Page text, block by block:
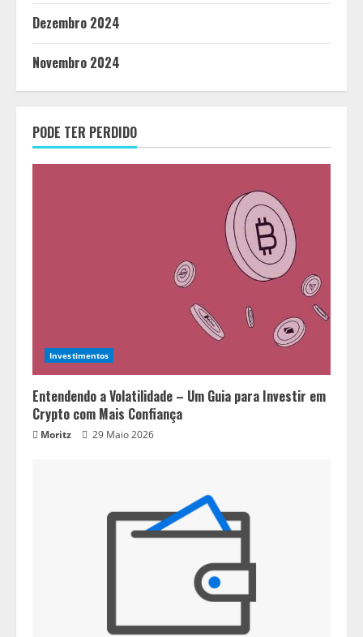
Dezembro 2024
Novembro 2024
PODE TER PERDIDO
Investimentos
Entendendo a Volatilidade – Um Guia para Investir em
Crypto com Mais Confiança
Moritz 29 Maio 2026